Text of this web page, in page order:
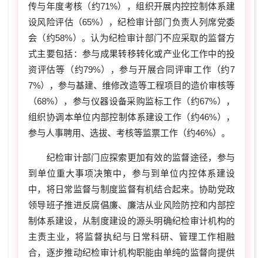
传与年度考核（约71%），组织开展内控控制体系建
设风险评估（65%），纪检审计部门负责人列席党委
会（约58%）。认为纪检审计部门不应采取的监督方
式主要包括：参与成果转移转化或产业化工作中的投
资评估等（约79%），参与开展合同评审工作（约7
7%），参与基建、维修改造等工程项目的造价审核等
（68%），参与仪器设备采购监标工作（约67%），
组织协调本单位内部控制体系建设工作（约46%），
参与人事聘用、选拔、考核等监票工作（约46%）。
纪检审计部门应探索更加有效的监督途径，参与
到单位重大事项决策中，参与到单位内控体系建设
中，将日常监督与制度监督有机结合起来。协助党政
领导班子推进反腐倡廉、廉洁从业风险防控和内部控
制体系建设，从制度建设的源头明确纪检审计机构的
主责主业，将监督执纪与日常科研、管理工作相融
合，逐步推动纪检审计机构职能由单纯的监督向提供